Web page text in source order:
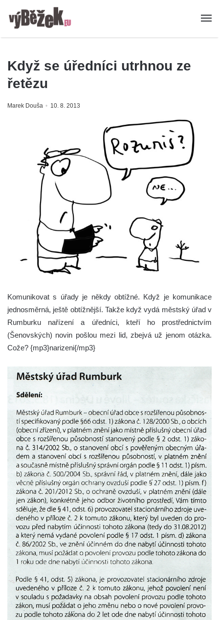
Když se úředníci utrhnou ze
řetězu
Marek Douša 10. 8. 2013
Komunikovat s úřady je někdy obtížné. Když je komunikace
jednosměrná, ještě obtížnější. Takže když vydá městský úřad v
Rumburku nařízení a úředníci, kteří ho prostřednictvím
(Šenovských) novin pošlou mezi lid, zbejvá už jenom otázka.
Cože? {mp3}narizeni{/mp3}